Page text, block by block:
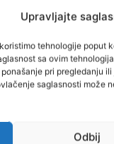
Upravljajte
tehnologije poput
sa ovim
pri pregledanju
saglasnosti može
Odbij
i Netershajmu,
je policiju, koja je
analizu mobilnih